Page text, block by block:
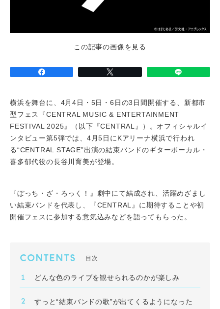
この記事の画像を見る
横浜を舞台に、4月4日・5日・6日の3日間開催する、新都市
型フェス『CENTRAL MUSIC & ENTERTAINMENT
FESTIVAL 2025』（以下『CENTRAL』）。オフィシャルイ
ンタビュー第5弾では、4月5日にKアリーナ横浜で行われ
る“CENTRAL STAGE”出演の結束バンドのギターボーカル・
喜多郁代役の長谷川育美が登場。
『ぼっち・ざ・ろっく！』劇中にて結成され、活躍めざまし
い結束バンドを代表し、『CENTRAL』に期待することや初
開催フェスに参加する意気込みなどを語ってもらった。
CONTENTS 目次
どんな色のライブを観せられるのかが楽しみ
すっと“結束バンドの歌”が出てくるようになった